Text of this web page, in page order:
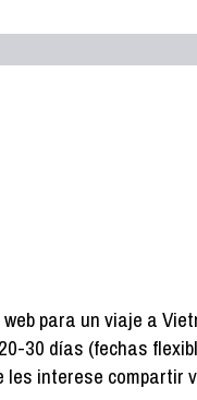
para un viaje a
30 días (fechas
les interese compartir